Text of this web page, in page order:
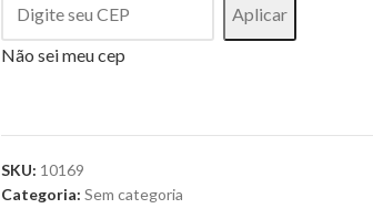
Aplicar
Não sei meu cep
SKU: 10169
Categoria: Sem categoria